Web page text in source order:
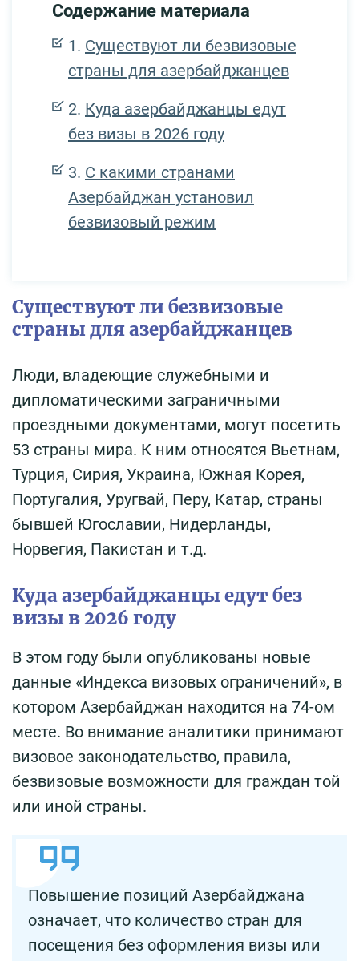
Содержание материала
Существуют ли безвизовые
страны для азербайджанцев
Куда азербайджанцы едут
без визы в 2026 году
С какими странами
Азербайджан установил
безвизовый режим
Существуют ли безвизовые
страны для азербайджанцев
Люди, владеющие служебными и
дипломатическими заграничными
проездными документами, могут посетить
53 страны мира. К ним относятся Вьетнам,
Турция, Сирия, Украина, Южная Корея,
Португалия, Уругвай, Перу, Катар, страны
бывшей Югославии, Нидерланды,
Норвегия, Пакистан и т.д.
Куда азербайджанцы едут без
визы в 2026 году
В этом году были опубликованы новые
данные «Индекса визовых ограничений», в
котором Азербайджан находится на 74-ом
месте. Во внимание аналитики принимают
визовое законодательство, правила,
безвизовые возможности для граждан той
или иной страны.
Повышение позиций Азербайджана
означает, что количество стран для
посещения без оформления визы или